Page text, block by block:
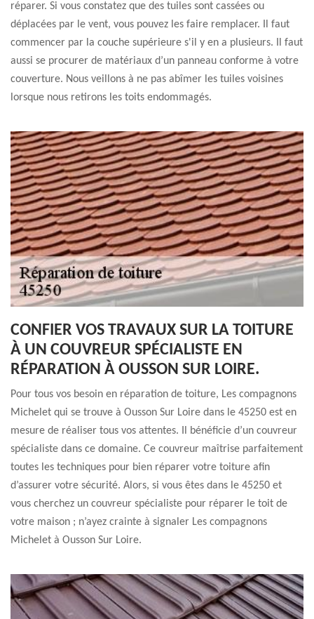
réparer. Si vous constatez que des tuiles sont cassées ou
déplacées par le vent, vous pouvez les faire remplacer. Il faut
commencer par la couche supérieure s'il y en a plusieurs. Il faut
aussi se procurer de matériaux d’un panneau conforme à votre
couverture. Nous veillons à ne pas abîmer les tuiles voisines
lorsque nous retirons les toits endommagés.
CONFIER VOS TRAVAUX SUR LA TOITURE
À UN COUVREUR SPÉCIALISTE EN
RÉPARATION À OUSSON SUR LOIRE.
Pour tous vos besoin en réparation de toiture, Les compagnons
Michelet qui se trouve à Ousson Sur Loire dans le 45250 est en
mesure de réaliser tous vos attentes. Il bénéficie d’un couvreur
spécialiste dans ce domaine. Ce couvreur maîtrise parfaitement
toutes les techniques pour bien réparer votre toiture afin
d’assurer votre sécurité. Alors, si vous êtes dans le 45250 et
vous cherchez un couvreur spécialiste pour réparer le toit de
votre maison ; n’ayez crainte à signaler Les compagnons
Michelet à Ousson Sur Loire.